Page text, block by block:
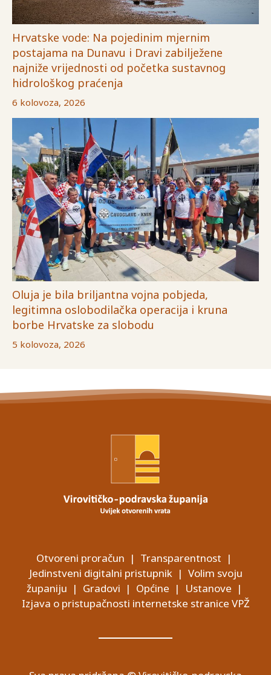
Hrvatske vode: Na pojedinim mjernim
postajama na Dunavu i Dravi zabilježene
najniže vrijednosti od početka sustavnog
hidrološkog praćenja
6 kolovoza, 2026
Oluja je bila briljantna vojna pobjeda,
legitimna oslobodilačka operacija i kruna
borbe Hrvatske za slobodu
5 kolovoza, 2026
Otvoreni proračun | Transparentnost |
Jedinstveni digitalni pristupnik| Volim svoju
županiju | Gradovi | Općine | Ustanove |
Izjava o pristupačnosti internetske stranice VPŽ